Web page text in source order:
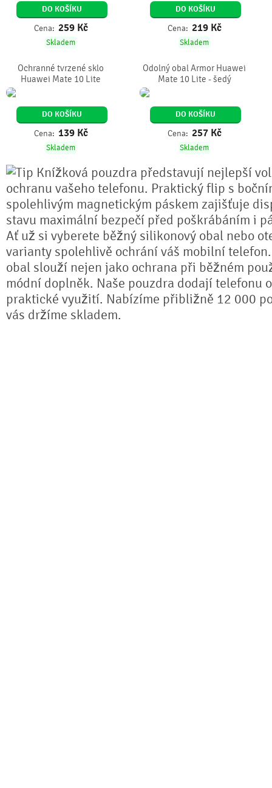
DO KOŠÍKU
Cena: 259 Kč
Skladem
DO KOŠÍKU
Cena: 219 Kč
Skladem
Ochranné tvrzené sklo
Huawei Mate 10 Lite
DO KOŠÍKU
Cena: 139 Kč
Skladem
Odolný obal Armor Huawei
Mate 10 Lite - šedý
DO KOŠÍKU
Cena: 257 Kč
Skladem
Knížková pouzdra představují nejlepší
ochranu vašeho telefonu. Praktický flip s
spolehlivým magnetickým páskem zajišťuje
stavu maximální bezpečí před poškrábáním i
Ať už si vyberete běžný silikonový obal nebo
varianty spolehlivě ochrání váš mobilní
obal slouží nejen jako ochrana při běžném
módní doplněk. Naše pouzdra dodají telefonu
praktické využití. Nabízíme přibližně 12 000
vás držíme skladem.